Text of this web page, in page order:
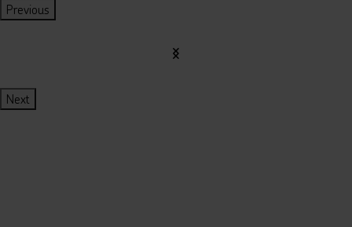
Previous
Next